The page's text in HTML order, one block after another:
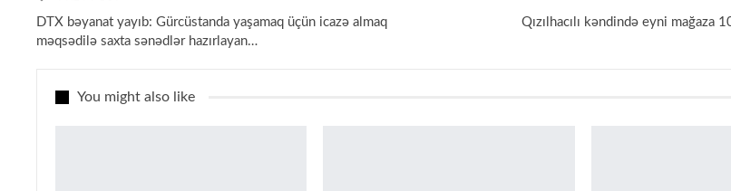
DTX bəyanat yayıb: Gürcüstanda yaşamaq üçün icazə almaq
məqsədilə saxta sənədlər hazırlayan…
Qızılhacılı kəndində eyni mağaza
You might also like